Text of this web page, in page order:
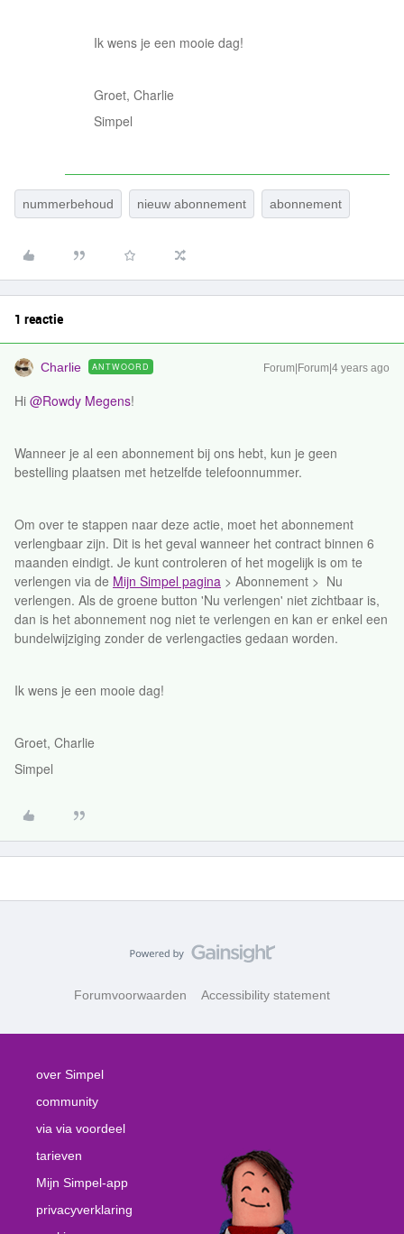
Ik wens je een mooie dag!
Groet, Charlie
Simpel
nummerbehoud nieuw abonnement abonnement
1 reactie
Charlie ANTWOORD Forum|Forum|4 years ago
Hi @Rowdy Megens!
Wanneer je al een abonnement bij ons hebt, kun je geen
bestelling plaatsen met hetzelfde telefoonnummer.
Om over te stappen naar deze actie, moet het abonnement
verlengbaar zijn. Dit is het geval wanneer het contract binnen 6
maanden eindigt. Je kunt controleren of het mogelijk is om te
verlengen via de Mijn Simpel pagina > Abonnement > Nu
verlengen. Als de groene button 'Nu verlengen' niet zichtbaar is,
dan is het abonnement nog niet te verlengen en kan er enkel een
bundelwijziging zonder de verlengacties gedaan worden.
Ik wens je een mooie dag!
Groet, Charlie
Simpel
Forumvoorwaarden Accessibility statement
over Simpel
community
via via voordeel
tarieven
Mijn Simpel-app
privacyverklaring